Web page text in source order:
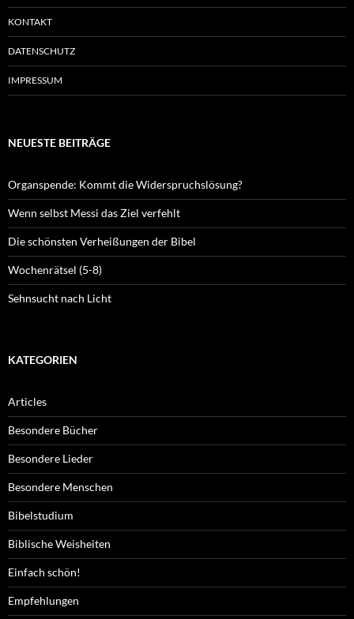
KONTAKT
DATENSCHUTZ
IMPRESSUM
NEUESTE BEITRÄGE
Organspende: Kommt die Widerspruchslösung?
Wenn selbst Messi das Ziel verfehlt
Die schönsten Verheißungen der Bibel
Wochenrätsel (5-8)
Sehnsucht nach Licht
KATEGORIEN
Articles
Besondere Bücher
Besondere Lieder
Besondere Menschen
Bibelstudium
Biblische Weisheiten
Einfach schön!
Empfehlungen